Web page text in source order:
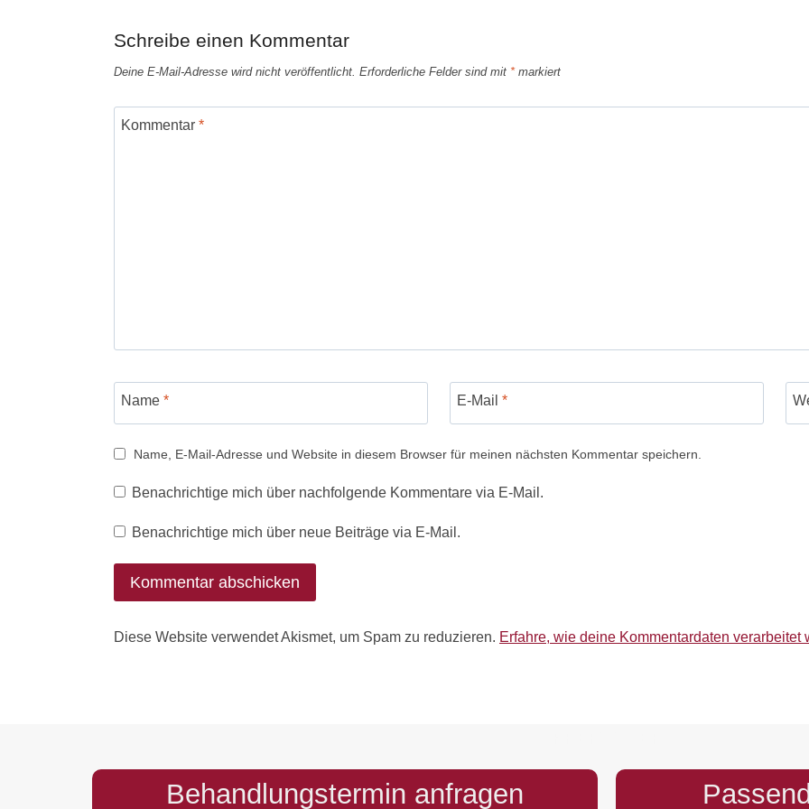
Schreibe einen Kommentar
Deine E-Mail-Adresse wird nicht veröffentlicht. Erforderliche Felder sind mit *markiert
Kommentar *
Name * E-Mail *
Name, E-Mail-Adresse und Website in diesem Browser für meinen nächsten Kommentar speichern.
Benachrichtige mich über nachfolgende Kommentare via E-Mail.
Benachrichtige mich über neue Beiträge via E-Mail.
Diese Website verwendet Akismet, um Spam zu reduzieren. Erfahre, wie deine Kommentardaten verarbeitet
Behandlungstermin anfragen